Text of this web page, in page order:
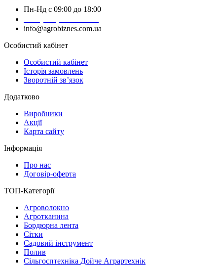
Пн-Нд с 09:00 до 18:00
info@agrobiznes.com.ua
Особистий кабінет
Особистий кабінет
Історія замовлень
Зворотній зв’язок
Додатково
Виробники
Акції
Карта сайту
Інформація
Про нас
Договір-оферта
ТОП-Категорії
Агроволокно
Агротканина
Бордюрна лента
Сітки
Садовий інструмент
Полив
Сільгосптехніка Дойче Аграртехнік